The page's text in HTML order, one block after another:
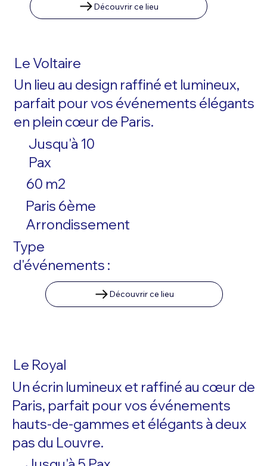
Découvrir ce lieu
Le Voltaire
Un lieu au design raffiné et lumineux,
parfait pour vos événements élégants
en plein cœur de Paris.
Jusqu'à 10
Pax
60 m2
Paris 6ème
Arrondissement
Type
d'événements :
Découvrir ce lieu
Le Royal
Un écrin lumineux et raffiné au cœur de
Paris, parfait pour vos événements
hauts-de-gammes et élégants à deux
pas du Louvre.